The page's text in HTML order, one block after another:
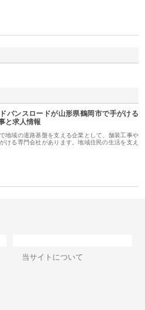
バンスロードが山形県鶴岡市で手がける
と求人情報
地域の道路基盤を支える企業として、舗装工事や
ける専門会社があります。地域住民の生活を支え
当サイトについて